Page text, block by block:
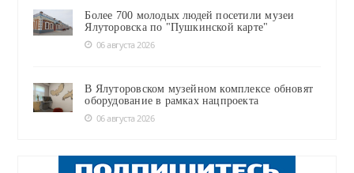
Более 700 молодых людей посетили музеи
Ялуторовска по "Пушкинской карте"
06 августа 2026
В Ялуторовском музейном комплексе обновят
оборудование в рамках нацпроекта
06 августа 2026